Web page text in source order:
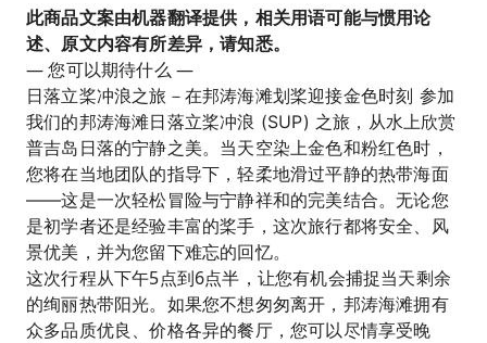
此商品文案由机器翻译提供，相关用语可能与惯用论
述、原文内容有所差异，请知悉。
— 您可以期待什么 —
日落立桨冲浪之旅－在邦涛海滩划桨迎接金色时刻 参加
我们的邦涛海滩日落立桨冲浪 (SUP) 之旅，从水上欣赏
普吉岛日落的宁静之美。当天空染上金色和粉红色时，
您将在当地团队的指导下，轻柔地滑过平静的热带海面
——这是一次轻松冒险与宁静祥和的完美结合。无论您
是初学者还是经验丰富的桨手，这次旅行都将安全、风
景优美，并为您留下难忘的回忆。
这次行程从下午5点到6点半，让您有机会捕捉当天剩余
的绚丽热带阳光。如果您不想匆匆离开，邦涛海滩拥有
众多品质优良、价格各异的餐厅，您可以尽情享受晚